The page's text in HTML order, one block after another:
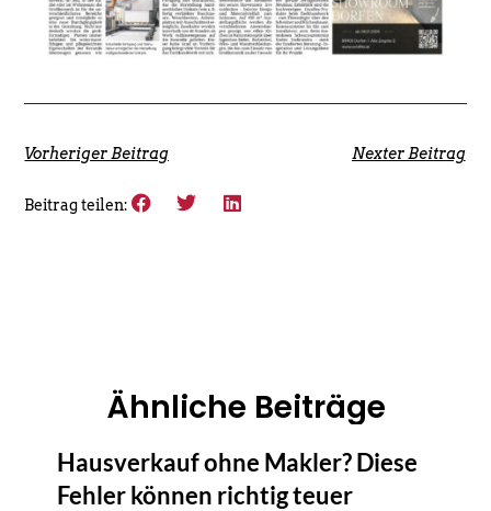
Vorheriger Beitrag Nexter Beitrag
Beitrag teilen:
Ähnliche Beiträge
Hausverkauf ohne Makler? Diese
Fehler können richtig teuer